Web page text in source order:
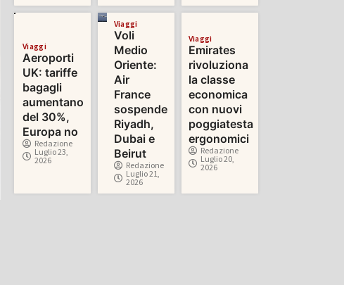
Viaggi
Aeroporti
UK: tariffe
bagagli
aumentano
del 30%,
Europa no
Redazione
Luglio 23,
2026
Viaggi
Voli
Medio
Oriente:
Air
France
sospende
Riyadh,
Dubai e
Beirut
Redazione
Luglio 21,
2026
Viaggi
Emirates
rivoluziona
la classe
economica
con nuovi
poggiatesta
ergonomici
Redazione
Luglio 20,
2026